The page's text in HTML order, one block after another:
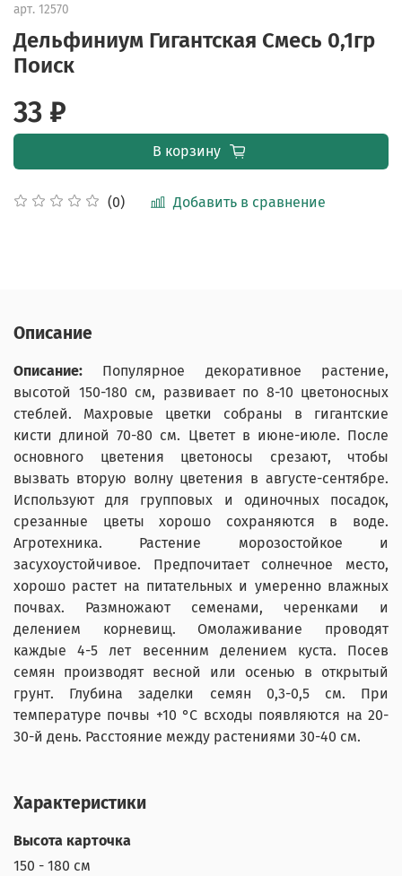
арт. 12570
Дельфиниум Гигантская Смесь 0,1гр
Поиск
(0) Добавить в сравнение
33 ₽
В корзину
Описание
Описание: Популярное декоративное растение,
высотой 150-180 см, развивает по 8-10 цветоносных
стеблей. Махровые цветки собраны в гигантские
кисти длиной 70-80 см. Цветет в июне-июле. После
основного цветения цветоносы срезают, чтобы
вызвать вторую волну цветения в августе-сентябре.
Используют для групповых и одиночных посадок,
срезанные цветы хорошо сохраняются в воде.
Агротехника. Растение морозостойкое и
засухоустойчивое. Предпочитает солнечное место,
хорошо растет на питательных и умеренно влажных
почвах. Размножают семенами, черенками и
делением корневищ. Омолаживание проводят
каждые 4-5 лет весенним делением куста. Посев
семян производят весной или осенью в открытый
грунт. Глубина заделки семян 0,3-0,5 см. При
температуре почвы +10 °С всходы появляются на 20-
30-й день. Расстояние между растениями 30-40 см.
Характеристики
Высота карточка
150 - 180 см